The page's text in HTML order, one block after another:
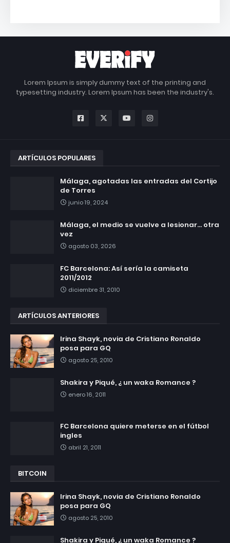
Lorem Ipsum is simply dummy text of the printing and
typesetting industry. Lorem Ipsum has been the industry's.
ARTÍCULOS POPULARES
Málaga, agotadas las entradas del Cortijo
de Torres
junio 19, 2024
Málaga, el medio se vuelve a lesionar... otra
vez
agosto 03, 2026
FC Barcelona: Así sería la camiseta
2011/2012
diciembre 31, 2010
ARTÍCULOS ANTERIORES
Irina Shayk, novia de Cristiano Ronaldo
posa para GQ
agosto 25, 2010
Shakira y Piqué, ¿ un waka Romance ?
enero 16, 2011
FC Barcelona quiere meterse en el fútbol
ingles
abril 21, 2011
BITCOIN
Irina Shayk, novia de Cristiano Ronaldo
posa para GQ
agosto 25, 2010
Shakira y Piqué, ¿ un waka Romance ?